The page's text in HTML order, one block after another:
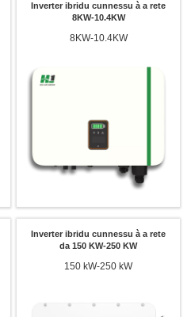
Inverter ibridu cunnessu à a rete
8KW-10.4KW
8KW-10.4KW
Inverter ibridu cunnessu à a rete
da 150 KW-250 KW
150 kW-250 kW